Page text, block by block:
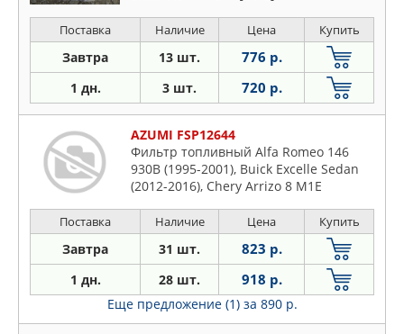
Поставка Наличие Цена Купить
Завтра 13 шт. 776 р.
1 дн. 3 шт. 720 р.
AZUMI FSP12644
Фильтр топливный Alfa Romeo 146
930B (1995-2001), Buick Excelle Sedan
(2012-2016), Chery Arrizo 8 M1E
Chery M11 (2010-...), Chery Q22
(2012-...), Chery QQ DB22 (2003-...),
Chery QQ SWEET (2003-...), Niche (2010-
Поставка Наличие Цена Купить
Завтра 31 шт. 823 р.
1 дн. 28 шт. 918 р.
Еще предложение (1) за 890 р.